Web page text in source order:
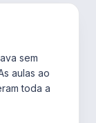
sem
aulas ao
toda a